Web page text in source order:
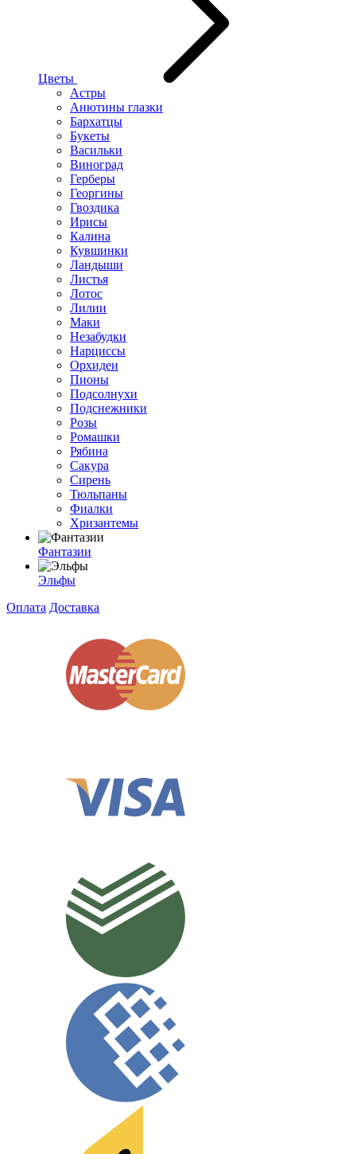
Цветы
Астры
Анютины глазки
Бархатцы
Букеты
Васильки
Виноград
Герберы
Георгины
Гвоздика
Ирисы
Калина
Кувшинки
Ландыши
Листья
Лотос
Лилии
Маки
Незабудки
Нарциссы
Орхидеи
Пионы
Подсолнухи
Подснежники
Розы
Ромашки
Рябина
Сакура
Сирень
Тюльпаны
Фиалки
Хризантемы
Фантазии
Эльфы
Оплата Доставка